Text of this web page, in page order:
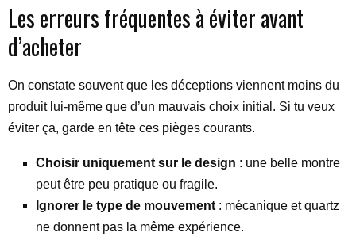
Les erreurs fréquentes à éviter avant
d’acheter
On constate souvent que les déceptions viennent moins du
produit lui-même que d’un mauvais choix initial. Si tu veux
éviter ça, garde en tête ces pièges courants.
Choisir uniquement sur le design : une belle montre
peut être peu pratique ou fragile.
Ignorer le type de mouvement : mécanique et quartz
ne donnent pas la même expérience.